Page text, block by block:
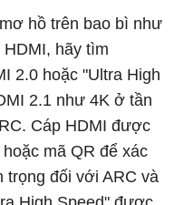
hồ trên bao bì như
hãy tìm
2.0 hoặc "Ultra High
2.1 như 4K ở tần
Cáp HDMI được
mã QR để xác
trọng đối với ARC và